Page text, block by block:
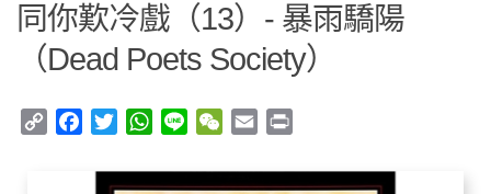
同你歎冷戲（13）- 暴雨驕陽
（Dead Poets Society）
Copy
Facebook
TwitterWhatsApp
Line WeChat
Email